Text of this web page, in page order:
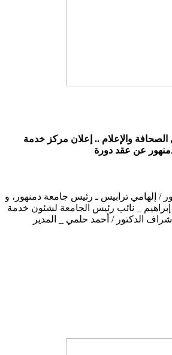
الصحافة والإعلام .. إعلان مركز خدمة
عن عقد دورة
تحت رعاية الأستاذ الدكتور / إلهامي ترابيس ـ رئيس جامعة دمنهور، و
إبراهيم _ نائب رئيس الجامعة لشئون خدمة
الدكتور / أحمد حلمي _ المدير